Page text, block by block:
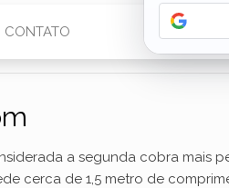
CONTATO
a segunda cobra mais
cerca de 1,5 metro de